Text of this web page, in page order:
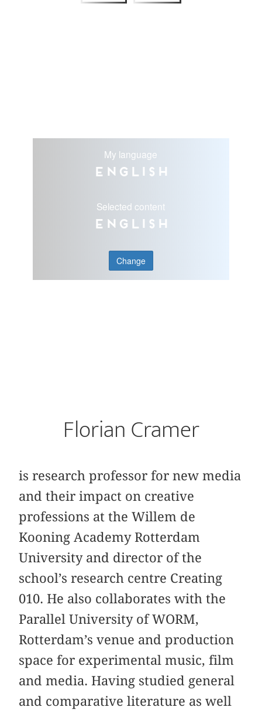
My language
English
Selected content
English
Change
Florian Cramer
is research professor for new media
and their impact on creative
professions at the Willem de
Kooning Academy Rotterdam
University and director of the
school’s research centre Creating
010. He also collaborates with the
Parallel University of WORM,
Rotterdam’s venue and production
space for experimental music, film
and media. Having studied general
and comparative literature as well